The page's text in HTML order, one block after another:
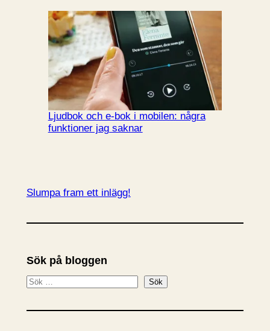
Ljudbok och e-bok i mobilen: några
funktioner jag saknar
Slumpa fram ett inlägg!
Sök på bloggen
S
k
Sök